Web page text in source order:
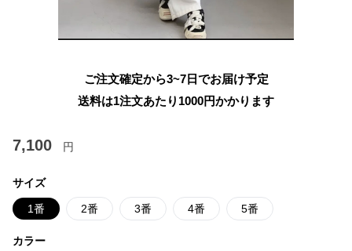
ご注文確定から3~7日でお届け予定
送料は1注文あたり 1000円かかります
7,100 円
サイズ
1番 2番 3番 4番 5番
カラー